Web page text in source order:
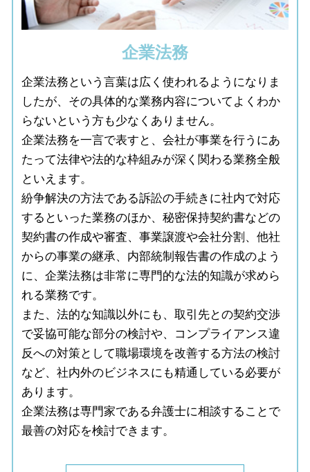
企業法務
企業法務という言葉は広く使われるようになりま
したが、その具体的な業務内容についてよくわか
らないという方も少なくありません。
企業法務を一言で表すと、会社が事業を行うにあ
たって法律や法的な枠組みが深く関わる業務全般
といえます。
紛争解決の方法である訴訟の手続きに社内で対応
するといった業務のほか、秘密保持契約書などの
契約書の作成や審査、事業譲渡や会社分割、他社
からの事業の継承、内部統制報告書の作成のよう
に、企業法務は非常に専門的な法的知識が求めら
れる業務です。
また、法的な知識以外にも、取引先との契約交渉
で妥協可能な部分の検討や、コンプライアンス違
反への対策として職場環境を改善する方法の検討
など、社内外のビジネスにも精通している必要が
あります。
企業法務は専門家である弁護士に相談することで
最善の対応を検討できます。